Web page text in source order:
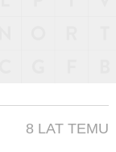
8 LAT TEMU